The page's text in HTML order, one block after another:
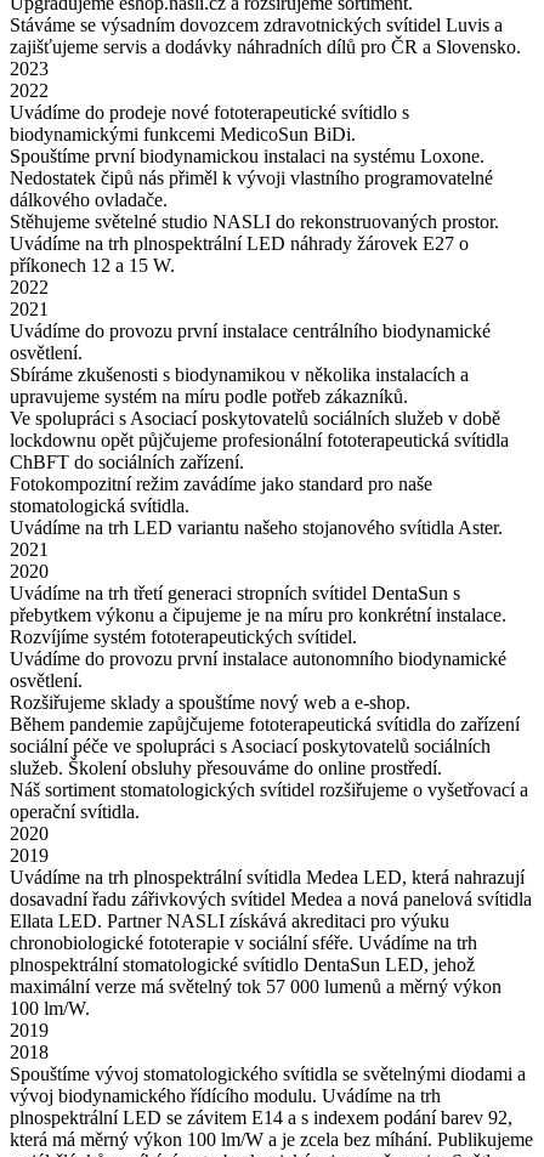
Stáváme se výsadním dovozcem zdravotnických svítidel Luvis a
zajišťujeme servis a dodávky náhradních dílů pro ČR a Slovensko.
2023
2022
Uvádíme do prodeje nové fototerapeutické svítidlo s
biodynamickými funkcemi MedicoSun BiDi.
Spouštíme první biodynamickou instalaci na systému Loxone.
Nedostatek čipů nás přiměl k vývoji vlastního programovatelné
dálkového ovladače.
Stěhujeme světelné studio NASLI do rekonstruovaných prostor.
Uvádíme na trh plnospektrální LED náhrady žárovek E27 o
příkonech 12 a 15 W.
2022
2021
Uvádíme do provozu první instalace centrálního biodynamické
osvětlení.
Sbíráme zkušenosti s biodynamikou v několika instalacích a
upravujeme systém na míru podle potřeb zákazníků.
Ve spolupráci s Asociací poskytovatelů sociálních služeb v době
lockdownu opět půjčujeme profesionální fototerapeutická svítidla
ChBFT do sociálních zařízení.
Fotokompozitní režim zavádíme jako standard pro naše
stomatologická svítidla.
Uvádíme na trh LED variantu našeho stojanového svítidla Aster.
2021
2020
Uvádíme na trh třetí generaci stropních svítidel DentaSun s
přebytkem výkonu a čipujeme je na míru pro konkrétní instalace.
Rozvíjíme systém fototerapeutických svítidel.
Uvádíme do provozu první instalace autonomního biodynamické
osvětlení.
Rozšiřujeme sklady a spouštíme nový web a e-shop.
Během pandemie zapůjčujeme fototerapeutická svítidla do zařízení
sociální péče ve spolupráci s Asociací poskytovatelů sociálních
služeb. Školení obsluhy přesouváme do online prostředí.
Náš sortiment stomatologických svítidel rozšiřujeme o vyšetřovací a
operační svítidla.
2020
2019
Uvádíme na trh plnospektrální svítidla Medea LED, která nahrazují
dosavadní řadu zářivkových svítidel Medea a nová panelová svítidla
Ellata LED. Partner NASLI získává akreditaci pro výuku
chronobiologické fototerapie v sociální sféře. Uvádíme na trh
plnospektrální stomatologické svítidlo DentaSun LED, jehož
maximální verze má světelný tok 57 000 lumenů a měrný výkon
100 lm/W.
2019
2018
Spouštíme vývoj stomatologického svítidla se světelnými diodami a
vývoj biodynamického řídícího modulu. Uvádíme na trh
plnospektrální LED se závitem E14 a s indexem podání barev 92,
která má měrný výkon 100 lm/W a je zcela bez míhání. Publikujeme